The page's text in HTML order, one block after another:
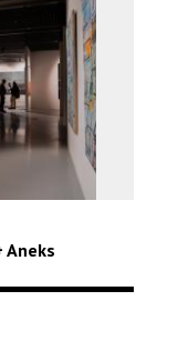
Aneks